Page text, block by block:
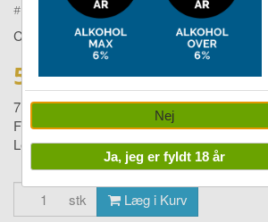
# cogn4581
COGNAC
579,00 DKK
719,00
Fransac Cognac Vieille Reserve
Levering:1-4 dage
stk Læg i Kurv
Nej
Ja, jeg er fyldt 18 år